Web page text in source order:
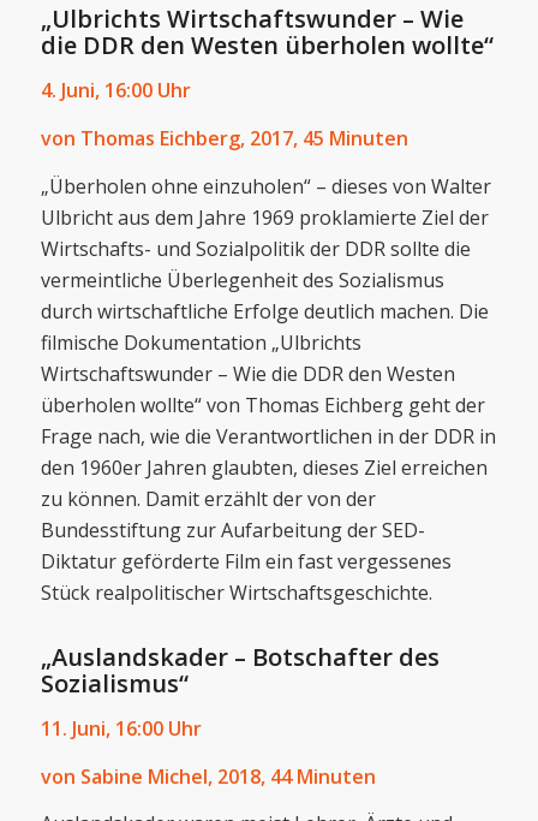
„Ulbrichts Wirtschaftswunder – Wie
die DDR den Westen überholen wollte“
4. Juni, 16:00 Uhr
von Thomas Eichberg, 2017, 45 Minuten
„Überholen ohne einzuholen“ – dieses von Walter
Ulbricht aus dem Jahre 1969 proklamierte Ziel der
Wirtschafts- und Sozialpolitik der DDR sollte die
vermeintliche Überlegenheit des Sozialismus
durch wirtschaftliche Erfolge deutlich machen. Die
filmische Dokumentation „Ulbrichts
Wirtschaftswunder – Wie die DDR den Westen
überholen wollte“ von Thomas Eichberg geht der
Frage nach, wie die Verantwortlichen in der DDR in
den 1960er Jahren glaubten, dieses Ziel erreichen
zu können. Damit erzählt der von der
Bundesstiftung zur Aufarbeitung der SED-
Diktatur geförderte Film ein fast vergessenes
Stück realpolitischer Wirtschaftsgeschichte.
„Auslandskader – Botschafter des
Sozialismus“
11. Juni, 16:00 Uhr
von Sabine Michel, 2018, 44 Minuten